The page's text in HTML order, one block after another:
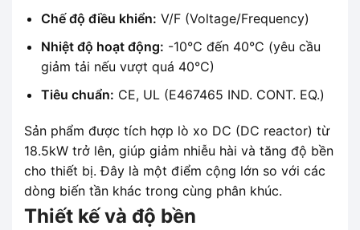
Chế độ điều khiển: V/F (Voltage/Frequency)
Nhiệt độ hoạt động: -10°C đến 40°C (yêu cầu
giảm tải nếu vượt quá 40°C)
Tiêu chuẩn: CE, UL (E467465 IND. CONT. EQ.)
Sản phẩm được tích hợp lò xo DC (DC reactor) từ
18.5kW trở lên, giúp giảm nhiễu hài và tăng độ bền
cho thiết bị. Đây là một điểm cộng lớn so với các
dòng biến tần khác trong cùng phân khúc.
Thiết kế và độ bền